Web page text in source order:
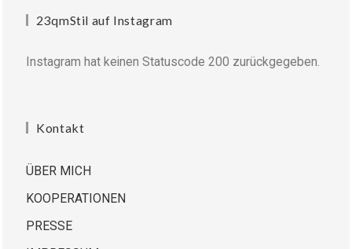
23qmStil auf Instagram
Instagram hat keinen Statuscode 200 zurückgegeben.
Kontakt
ÜBER MICH
KOOPERATIONEN
PRESSE